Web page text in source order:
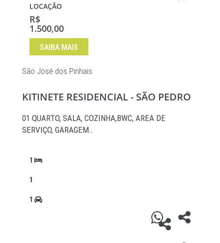
LOCAÇÃO
R$
1.500,00
SAIBA MAIS
São José dos Pinhais
KITINETE RESIDENCIAL - SÃO PEDRO
01 QUARTO, SALA, COZINHA,BWC, AREA DE
SERVIÇO, GARAGEM…
1
1
1